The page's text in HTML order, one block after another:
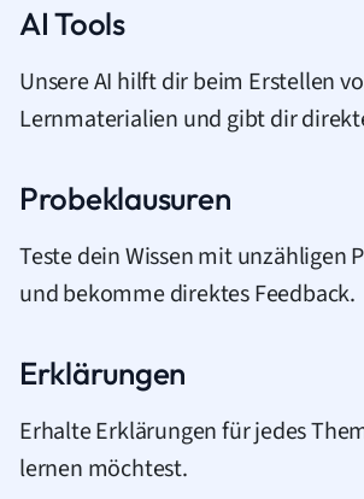
AI Tools
Unsere AI hilft dir beim Erstellen
Lernmaterialien und gibt dir
Probeklausuren
Teste dein Wissen mit unzähligen
und bekomme direktes Feedback.
Erklärungen
Erhalte Erklärungen für jedes
lernen möchtest.